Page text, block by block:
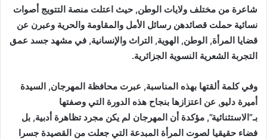
شاعرة من مختلف ولايات الوطن, حيث اعتلت منصة التتويج أصوات
نسائية حملت قصائدهن رسائل الأمل والمقاومة والحرية وعبرن عن
قضايا المرأة, الوطن, الهوية, التراث والإنسانية, في مشهد جسد عمق
التجربة الشعرية النسوية الجزائرية.
وفي كلمة ألقتها بهذه المناسبة, عبرت محافظة المهرجان, السيدة
أميرة دليو, عن اعتزازها بنجاح هذه الدورة التي وصفتها
بـ”الاستثنائية”, مؤكدة أن المهرجان لم يكن مجرد تظاهرة أدبية, بل
فضاء حقيقيا لصوت المرأة المبدعة التي جعلت من القصيدة جسرا